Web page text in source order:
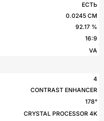
ЕСТЬ
0.0245 СМ
92.17 %
16:9
VA
4
CONTRAST ENHANCER
178°
CRYSTAL PROCESSOR 4K